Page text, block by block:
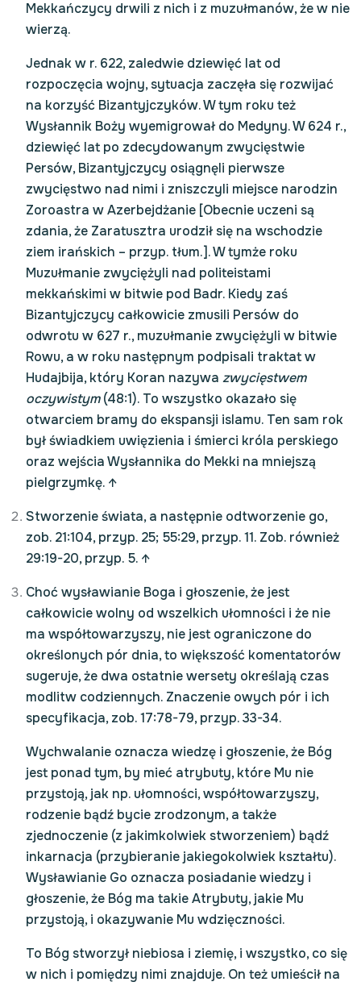
Mekkańczycy drwili z nich i z muzułmanów, że w nie
wierzą.
Jednak w r. 622, zaledwie dziewięć lat od
rozpoczęcia wojny, sytuacja zaczęła się rozwijać
na korzyść Bizantyjczyków. W tym roku też
Wysłannik Boży wyemigrował do Medyny. W 624 r.,
dziewięć lat po zdecydowanym zwycięstwie
Persów, Bizantyjczycy osiągnęli pierwsze
zwycięstwo nad nimi i zniszczyli miejsce narodzin
Zoroastra w Azerbejdżanie [Obecnie uczeni są
zdania, że Zaratusztra urodził się na wschodzie
ziem irańskich – przyp. tłum.]. W tymże roku
Muzułmanie zwyciężyli nad politeistami
mekkańskimi w bitwie pod Badr. Kiedy zaś
Bizantyjczycy całkowicie zmusili Persów do
odwrotu w 627 r., muzułmanie zwyciężyli w bitwie
Rowu, a w roku następnym podpisali traktat w
Hudajbija, który Koran nazywa zwycięstwem
oczywistym(48:1). To wszystko okazało się
otwarciem bramy do ekspansji islamu. Ten sam rok
był świadkiem uwięzienia i śmierci króla perskiego
oraz wejścia Wysłannika do Mekki na mniejszą
pielgrzymkę. ↑
Stworzenie świata, a następnie odtworzenie go,
zob. 21:104, przyp. 25; 55:29, przyp. 11. Zob. również
29:19-20, przyp. 5. ↑
Choć wysławianie Boga i głoszenie, że jest
całkowicie wolny od wszelkich ułomności i że nie
ma współtowarzyszy, nie jest ograniczone do
określonych pór dnia, to większość komentatorów
sugeruje, że dwa ostatnie wersety określają czas
modlitw codziennych. Znaczenie owych pór i ich
specyfikacja, zob. 17:78-79, przyp. 33-34.
Wychwalanie oznacza wiedzę i głoszenie, że Bóg
jest ponad tym, by mieć atrybuty, które Mu nie
przystoją, jak np. ułomności, współtowarzyszy,
rodzenie bądź bycie zrodzonym, a także
zjednoczenie (z jakimkolwiek stworzeniem) bądź
inkarnacja (przybieranie jakiegokolwiek kształtu).
Wysławianie Go oznacza posiadanie wiedzy i
głoszenie, że Bóg ma takie Atrybuty, jakie Mu
przystoją, i okazywanie Mu wdzięczności.
To Bóg stworzył niebiosa i ziemię, i wszystko, co się
w nich i pomiędzy nimi znajduje. On też umieścił na